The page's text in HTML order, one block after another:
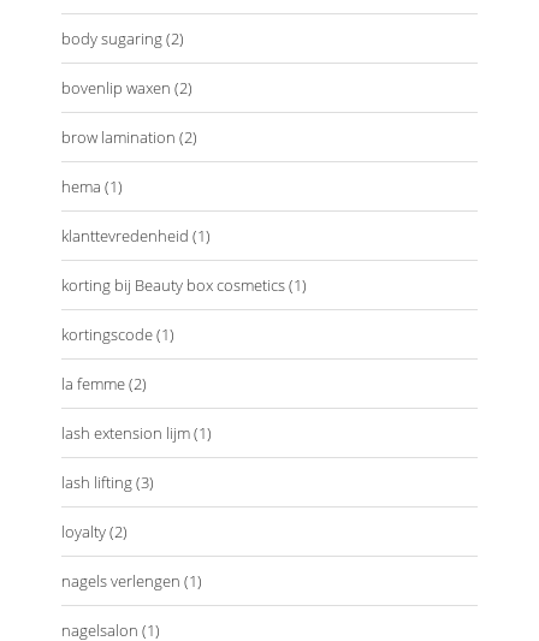
body sugaring(2)
bovenlip waxen (2)
brow lamination (2)
hema (1)
klanttevredenheid (1)
korting bij Beauty box cosmetics(1)
kortingscode(1)
la femme(2)
lash extension lijm(1)
lash lifting(3)
loyalty(2)
nagels verlengen (1)
nagelsalon (1)